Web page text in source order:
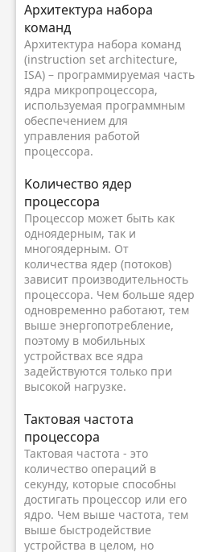
Архитектура набора
команд
Архитектура набора команд
(instruction set architecture,
ISA) – программируемая часть
ядра микропроцессора,
используемая программным
обеспечением для
управления работой
процессора.
Kоличество ядер
процессора
Процессор может быть как
одноядерным, так и
многоядерным. От
количества ядер (потоков)
зависит производительность
процессора. Чем больше ядер
одновременно работают, тем
выше энергопотребление,
поэтому в мобильных
устройствах все ядра
задействуются только при
высокой нагрузке.
Тактовая частота
процессора
Тактовая частота - это
количество операций в
секунду, которые способны
достигать процессор или его
ядро. Чем выше частота, тем
выше быстродействие
устройства в целом, но